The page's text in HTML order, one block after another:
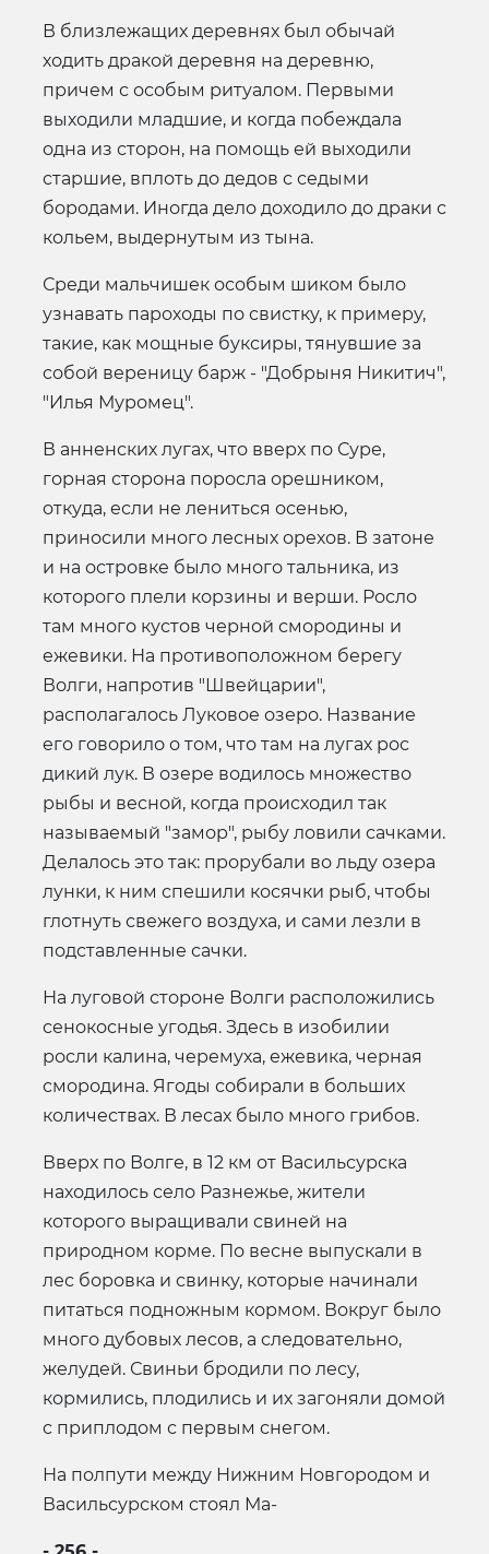
В близлежащих деревнях был обычай
ходить дракой деревня на деревню,
причем с особым ритуалом. Первыми
выходили младшие, и когда побеждала
одна из сторон, на помощь ей выходили
старшие, вплоть до дедов с седыми
бородами. Иногда дело доходило до драки с
кольем, выдернутым из тына.
Среди мальчишек особым шиком было
узнавать пароходы по свистку, к примеру,
такие, как мощные буксиры, тянувшие за
собой вереницу барж - "Добрыня Никитич",
"Илья Муромец".
В анненских лугах, что вверх по Суре,
горная сторона поросла орешником,
откуда, если не лениться осенью,
приносили много лесных орехов. В затоне
и на островке было много тальника, из
которого плели корзины и верши. Росло
там много кустов черной смородины и
ежевики. На противоположном берегу
Волги, напротив "Швейцарии",
располагалось Луковое озеро. Название
его говорило о том, что там на лугах рос
дикий лук. В озере водилось множество
рыбы и весной, когда происходил так
называемый "замор", рыбу ловили сачками.
Делалось это так: прорубали во льду озера
лунки, к ним спешили косячки рыб, чтобы
глотнуть свежего воздуха, и сами лезли в
подставленные сачки.
На луговой стороне Волги расположились
сенокосные угодья. Здесь в изобилии
росли калина, черемуха, ежевика, черная
смородина. Ягоды собирали в больших
количествах. В лесах было много грибов.
Вверх по Волге, в 12 км от Васильсурска
находилось село Разнежье, жители
которого выращивали свиней на
природном корме. По весне выпускали в
лес боровка и свинку, которые начинали
питаться подножным кормом. Вокруг было
много дубовых лесов, а следовательно,
желудей. Свиньи бродили по лесу,
кормились, плодились и их загоняли домой
с приплодом с первым снегом.
На полпути между Нижним Новгородом и
Васильсурском стоял Ма-